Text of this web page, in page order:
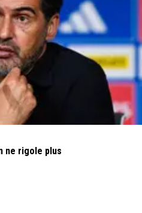
ne rigole plus